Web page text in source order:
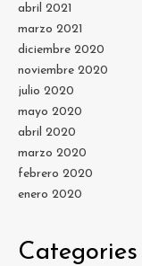
abril 2021
marzo 2021
diciembre 2020
noviembre 2020
julio 2020
mayo 2020
abril 2020
marzo 2020
febrero 2020
enero 2020
Categories